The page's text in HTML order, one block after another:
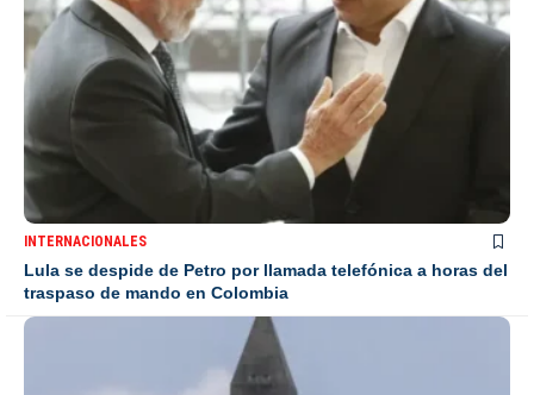
INTERNACIONALES
Lula se despide de Petro por llamada telefónica a horas del
traspaso de mando en Colombia